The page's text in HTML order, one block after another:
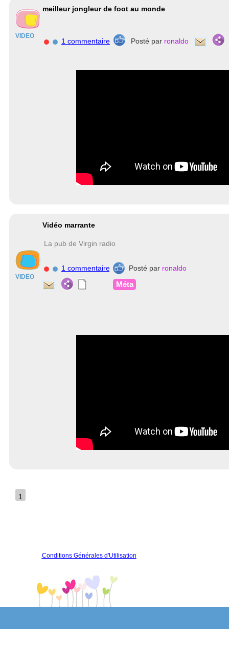
VIDEO
meilleur jongleur de foot au monde
1 commentaire Posté par ronaldo
VIDEO
Vidéo marrante
La pub de Virgin radio
1 commentaire Posté par ronaldo
Méta
1
Conditions Générales d'Utilisation